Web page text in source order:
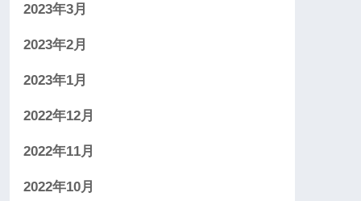
2023年3月
2023年2月
2023年1月
2022年12月
2022年11月
2022年10月